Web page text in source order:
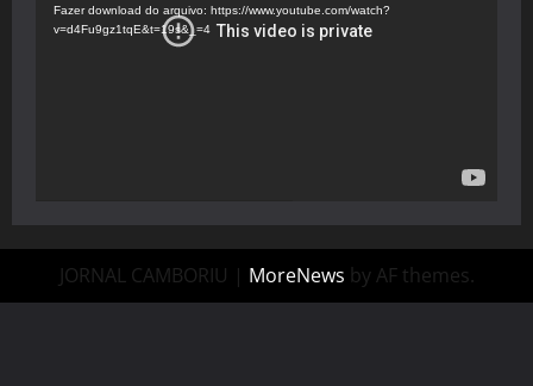
vídeo
Fazer download do arquivo: https://www.youtube.com/watch?
v=d4Fu9gz1tqE&t=19s&_=4
JORNAL CAMBORIU | MoreNews by AF themes.